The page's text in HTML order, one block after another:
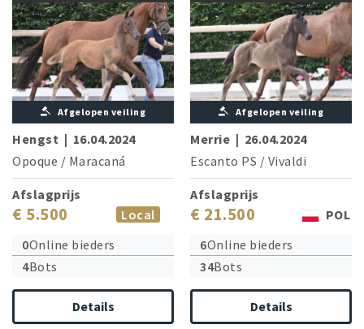
Afgelopen veiling
Hengst | 16.04.2024
Opoque / Maracaná
Afslagprijs
€ 5.500
Local
0Online bieders
4Bots
Details
Afgelopen veiling
Merrie | 26.04.2024
Escanto PS / Vivaldi
Afslagprijs
€ 21.500
POL
6Online bieders
34Bots
Details